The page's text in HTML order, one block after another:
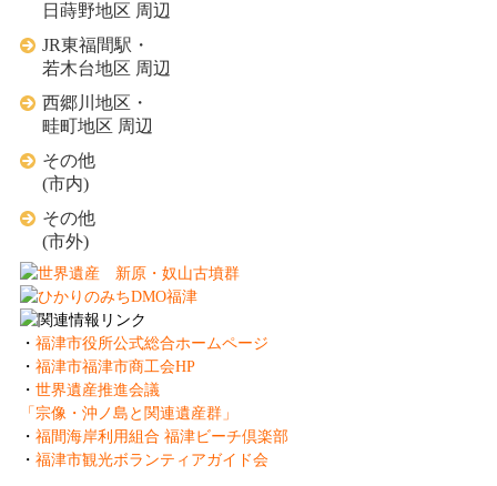
日蒔野地区 周辺
JR東福間駅・
若木台地区 周辺
西郷川地区・
畦町地区 周辺
その他
(市内)
その他
(市外)
・ 福津市役所公式総合ホームページ
・ 福津市福津市商工会HP
・ 世界遺産推進会議
「宗像・沖ノ島と関連遺産群」
・ 福間海岸利用組合 福津ビーチ倶楽部
・ 福津市観光ボランティアガイド会